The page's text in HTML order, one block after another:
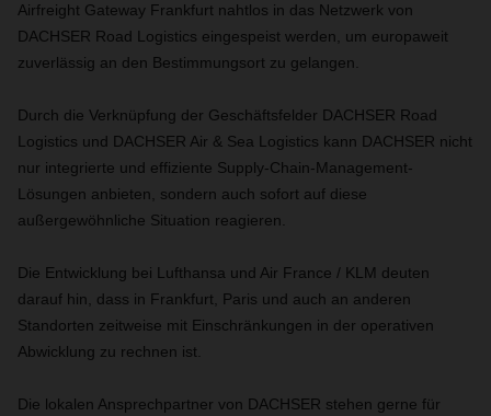
Airfreight Gateway Frankfurt nahtlos in das Netzwerk von
DACHSER Road Logistics eingespeist werden, um europaweit
zuverlässig an den Bestimmungsort zu gelangen.
Durch die Verknüpfung der Geschäftsfelder DACHSER Road
Logistics und DACHSER Air & Sea Logistics kann DACHSER nicht
nur integrierte und effiziente Supply-Chain-Management-
Lösungen anbieten, sondern auch sofort auf diese
außergewöhnliche Situation reagieren.
Die Entwicklung bei Lufthansa und Air France / KLM deuten
darauf hin, dass in Frankfurt, Paris und auch an anderen
Standorten zeitweise mit Einschränkungen in der operativen
Abwicklung zu rechnen ist.
Die lokalen Ansprechpartner von DACHSER stehen gerne für